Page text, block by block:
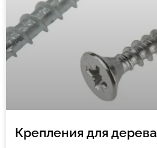
Крепления для дерева